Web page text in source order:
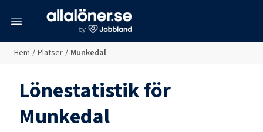
Hem / Platser / Munkedal
Lönestatistik för
Munkedal